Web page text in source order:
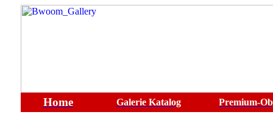
Home Galerie Katalog Premium-